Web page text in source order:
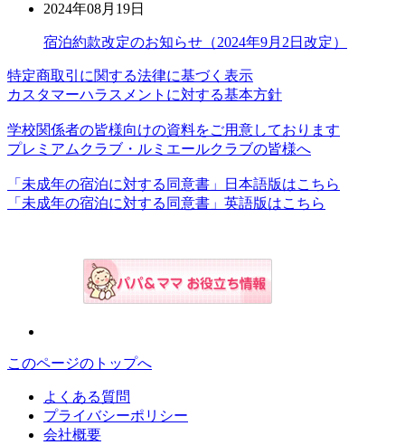
2024年08月19日
宿泊約款改定のお知らせ（2024年9月2日改定）
特定商取引に関する法律に基づく表示
カスタマーハラスメントに対する基本方針
学校関係者の皆様向けの資料をご用意しております
プレミアムクラブ・ルミエールクラブの皆様へ
「未成年の宿泊に対する同意書」日本語版はこちら
「未成年の宿泊に対する同意書」英語版はこちら
このページのトップへ
よくある質問
プライバシーポリシー
会社概要